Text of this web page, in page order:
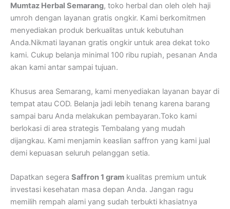
Mumtaz Herbal Semarang, toko herbal dan oleh oleh haji
umroh dengan layanan gratis ongkir. Kami berkomitmen
menyediakan produk berkualitas untuk kebutuhan
Anda.Nikmati layanan gratis ongkir untuk area dekat toko
kami. Cukup belanja minimal 100 ribu rupiah, pesanan Anda
akan kami antar sampai tujuan.
Khusus area Semarang, kami menyediakan layanan bayar di
tempat atau COD. Belanja jadi lebih tenang karena barang
sampai baru Anda melakukan pembayaran.Toko kami
berlokasi di area strategis Tembalang yang mudah
dijangkau. Kami menjamin keaslian saffron yang kami jual
demi kepuasan seluruh pelanggan setia.
Dapatkan segera Saffron 1 gram kualitas premium untuk
investasi kesehatan masa depan Anda. Jangan ragu
memilih rempah alami yang sudah terbukti khasiatnya